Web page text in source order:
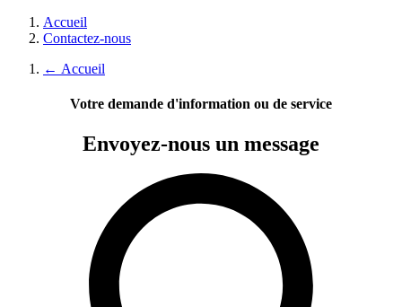
Accueil
Contactez-nous
← Accueil
Votre demande d'information ou de service
Envoyez-nous un message